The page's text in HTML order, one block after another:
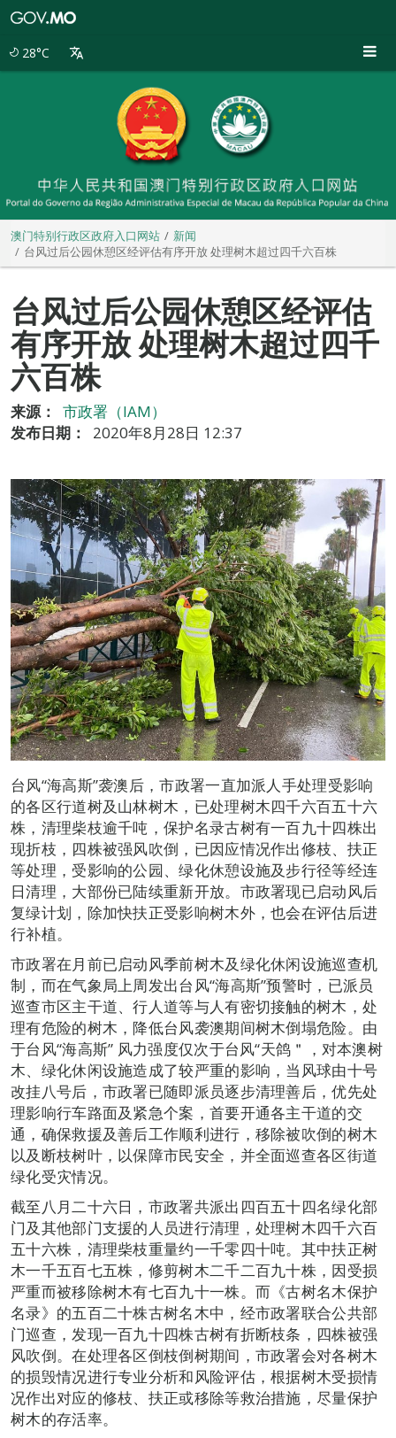
28°C
澳门特别行政区政府入口网站
新闻
台风过后公园休憩区经评估有序开放 处理树木超过四千六百株
台风过后公园休憩区经评估
有序开放 处理树木超过四千
六百株
来源：
市政署（IAM）
发布日期：
2020年8月28日 12:37
台风“海高斯”袭澳后，市政署一直加派人手处理受影响
的各区行道树及山林树木，已处理树木四千六百五十六
株，清理柴枝逾千吨，保护名录古树有一百九十四株出
现折枝，四株被强风吹倒，已因应情况作出修枝、扶正
等处理，受影响的公园、绿化休憩设施及步行径等经连
日清理，大部份已陆续重新开放。市政署现已启动风后
复绿计划，除加快扶正受影响树木外，也会在评估后进
行补植。
市政署在月前已启动风季前树木及绿化休闲设施巡查机
制，而在气象局上周发出台风“海高斯”预警时，已派员
巡查市区主干道、行人道等与人有密切接触的树木，处
理有危险的树木，降低台风袭澳期间树木倒塌危险。由
于台风“海高斯” 风力强度仅次于台风“天鸽＂，对本澳树
木、绿化休闲设施造成了较严重的影响，当风球由十号
改挂八号后，市政署已随即派员逐步清理善后，优先处
理影响行车路面及紧急个案，首要开通各主干道的交
通，确保救援及善后工作顺利进行，移除被吹倒的树木
以及断枝树叶，以保障市民安全，并全面巡查各区街道
绿化受灾情况。
截至八月二十六日，市政署共派出四百五十四名绿化部
门及其他部门支援的人员进行清理，处理树木四千六百
五十六株，清理柴枝重量约一千零四十吨。其中扶正树
木一千五百七五株，修剪树木二千二百九十株，因受损
严重而被移除树木有七百九十一株。而《古树名木保护
名录》的五百二十株古树名木中，经市政署联合公共部
门巡查，发现一百九十四株古树有折断枝条，四株被强
风吹倒。在处理各区倒枝倒树期间，市政署会对各树木
的损毁情况进行专业分析和风险评估，根据树木受损情
况作出对应的修枝、扶正或移除等救治措施，尽量保护
树木的存活率。